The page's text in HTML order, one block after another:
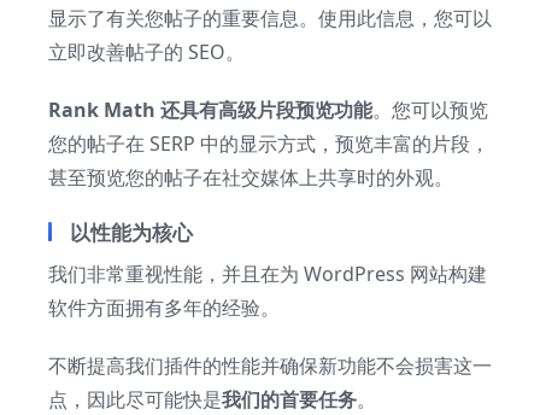
显示了有关您帖子的重要信息。使用此信息，您可以
立即改善帖子的 SEO。
Rank Math 还具有高级片段预览功能。您可以预览
您的帖子在 SERP 中的显示方式，预览丰富的片段，
甚至预览您的帖子在社交媒体上共享时的外观。
以性能为核心
我们非常重视性能，并且在为 WordPress 网站构建
软件方面拥有多年的经验。
不断提高我们插件的性能并确保新功能不会损害这一
点，因此尽可能快是我们的首要任务。